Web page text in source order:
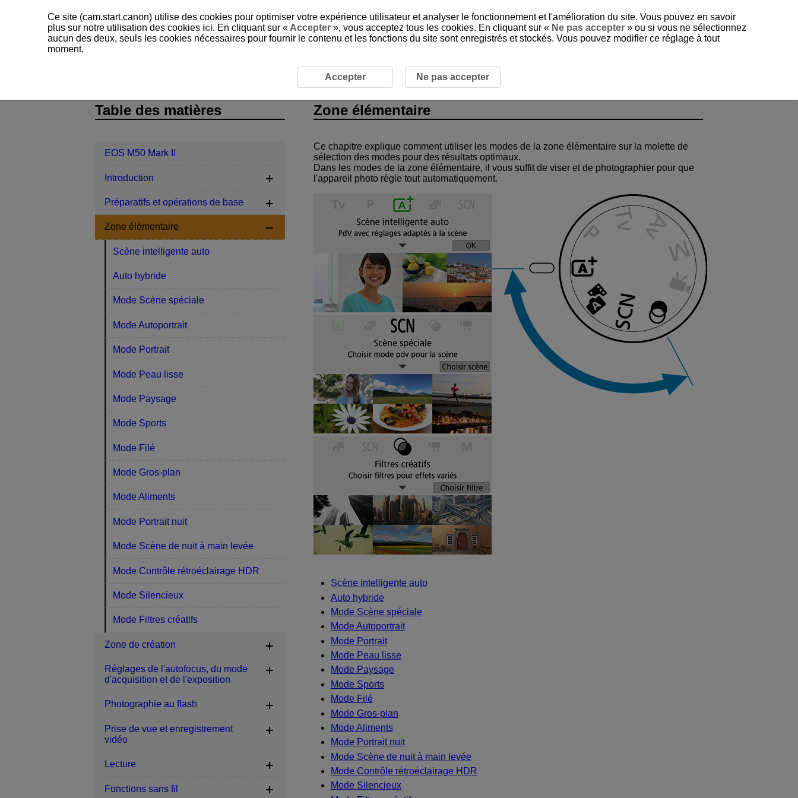
Zone élémentaire
Ce chapitre explique comment utiliser les modes de la zone élémentaire sur la molette de
sélection des modes pour des résultats optimaux.
Dans les modes de la zone élémentaire, il vous suffit de viser et de photographier pour que
l'appareil photo règle tout automatiquement.
Scène intelligente auto
Auto hybride
Mode Scène spéciale
Mode Autoportrait
Mode Portrait
Mode Peau lisse
Mode Paysage
Mode Sports
Mode Filé
Mode Gros-plan
Mode Aliments
Mode Portrait nuit
Mode Scène de nuit à main levée
Mode Contrôle rétroéclairage HDR
Mode Silencieux
Table des matières
EOS M50 Mark II
Introduction
Préparatifs et opérations de base
Zone élémentaire
Scène intelligente auto
Auto hybride
Mode Scène spéciale
Mode Autoportrait
Mode Portrait
Mode Peau lisse
Mode Paysage
Mode Sports
Mode Filé
Mode Gros-plan
Mode Aliments
Mode Portrait nuit
Mode Scène de nuit à main levée
Mode Contrôle rétroéclairage HDR
Mode Silencieux
Mode Filtres créatifs
Zone de création
Réglages de l'autofocus, du mode
d'acquisition et de l'exposition
Photographie au flash
Prise de vue et enregistrement
vidéo
Lecture
Fonctions sans fil
Ce site (cam.start.canon) utilise des cookies pour optimiser votre expérience utilisateur et analyser le fonctionnement et l'amélioration du site. Vous pouvez en savoir
plus sur notre utilisation des cookies ici. En cliquant sur « Accepter », vous acceptez tous les cookies. En cliquant sur « Ne pas accepter » ou si vous ne sélectionnez
aucun des deux, seuls les cookies nécessaires pour fournir le contenu et les fonctions du site sont enregistrés et stockés. Vous pouvez modifier ce réglage à tout
moment.
Accepter Ne pas accepter